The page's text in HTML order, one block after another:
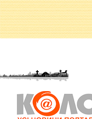
Головна » ДМЦ